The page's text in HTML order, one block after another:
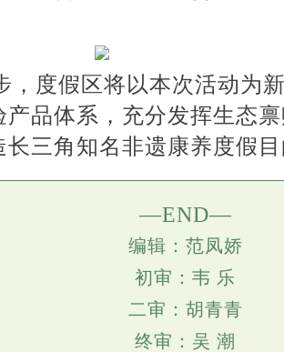
，度假区将以本次活动为
产品体系，充分发挥生态
长三角知名非遗康养度假
—END—
编辑：范凤娇
初审：韦 乐
二审：胡青青
终审：吴 潮